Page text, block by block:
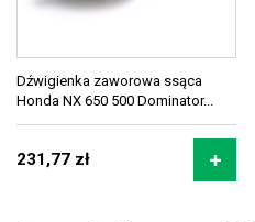
Dźwigienka zaworowa ssąca
Honda NX 650 500 Dominator...
231,77 zł